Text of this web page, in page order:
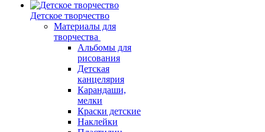
Детское творчество
Материалы для
творчества
Альбомы для
рисования
Детская
канцелярия
Карандаши,
мелки
Краски детские
Наклейки